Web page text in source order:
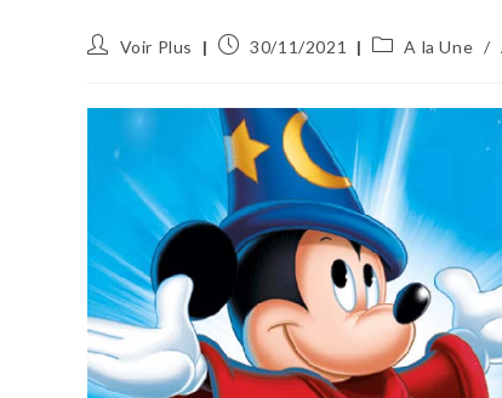
Auteur/autrice
publication :
Voir Plus
Publication
30/11/2021
PostA la Une /